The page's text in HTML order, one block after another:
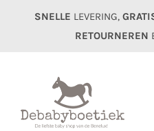
SNELLE LEVERING,
RETOURNEREN